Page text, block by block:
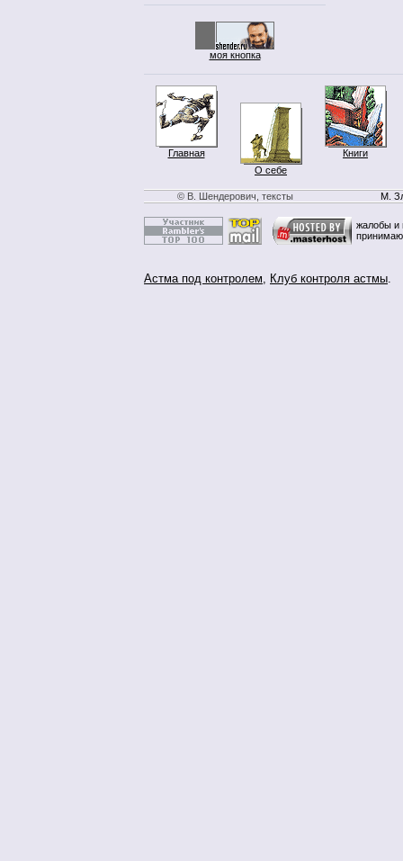
моя кнопка
Главная
О себе
Книги
© В. Шендерович, тексты М.
жалобы и
Астма под контролем, Клуб контроля астмы.